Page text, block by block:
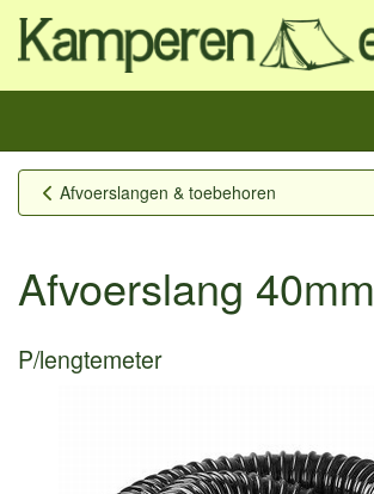
Afvoerslangen & toebehoren
Afvoerslang 40mm
P/lengtemeter